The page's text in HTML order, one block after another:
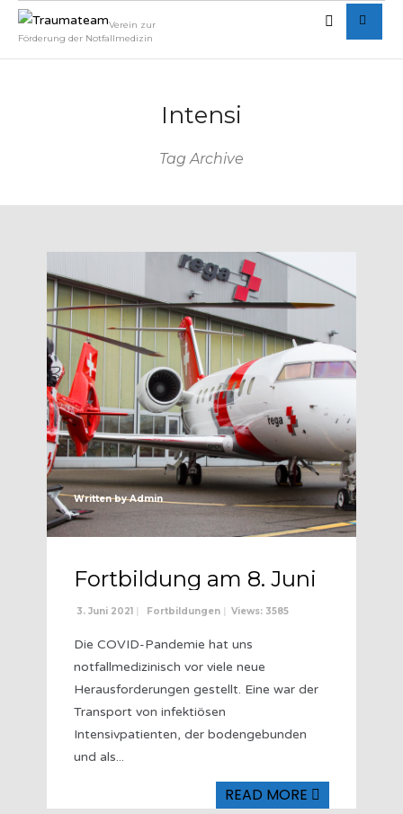
Verein zur
Förderung der Notfallmedizin
Intensi
Tag Archive
Written byAdmin
Fortbildung am 8. Juni
3. Juni 2021 | Fortbildungen | Views: 3585
Die COVID-Pandemie hat uns
notfallmedizinisch vor viele neue
Herausforderungen gestellt. Eine war der
Transport von infektiösen
Intensivpatienten, der bodengebunden
und als...
READ MORE